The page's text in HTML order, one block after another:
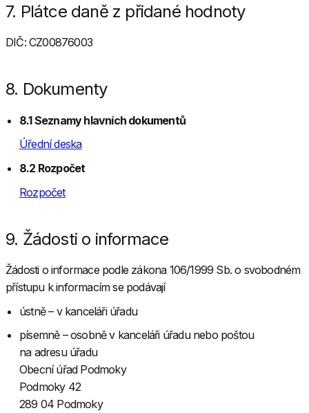
7. Plátce daně z přidané hodnoty
DIČ: CZ00876003
8. Dokumenty
8.1 Seznamy hlavních dokumentů
Úřední deska
8.2 Rozpočet
Rozpočet
9. Žádosti o informace
Žádosti o informace podle zákona 106/1999 Sb. o svobodném
přístupu k informacím se podávají
ústně – v kanceláři úřadu
písemně – osobně v kanceláři úřadu nebo poštou
na adresu úřadu
Obecní úřad Podmoky
Podmoky 42
289 04 Podmoky